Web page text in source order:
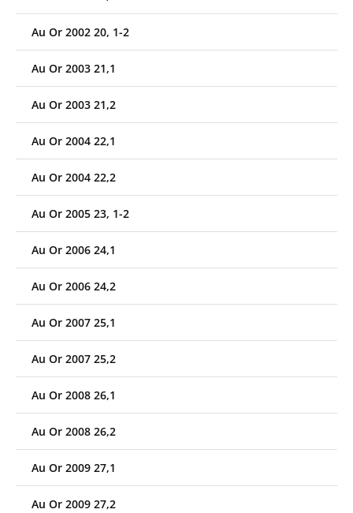
Au Or 2002 20, 1-2
Au Or 2003 21,1
Au Or 2003 21,2
Au Or 2004 22,1
Au Or 2004 22,2
Au Or 2005 23, 1-2
Au Or 2006 24,1
Au Or 2006 24,2
Au Or 2007 25,1
Au Or 2007 25,2
Au Or 2008 26,1
Au Or 2008 26,2
Au Or 2009 27,1
Au Or 2009 27,2